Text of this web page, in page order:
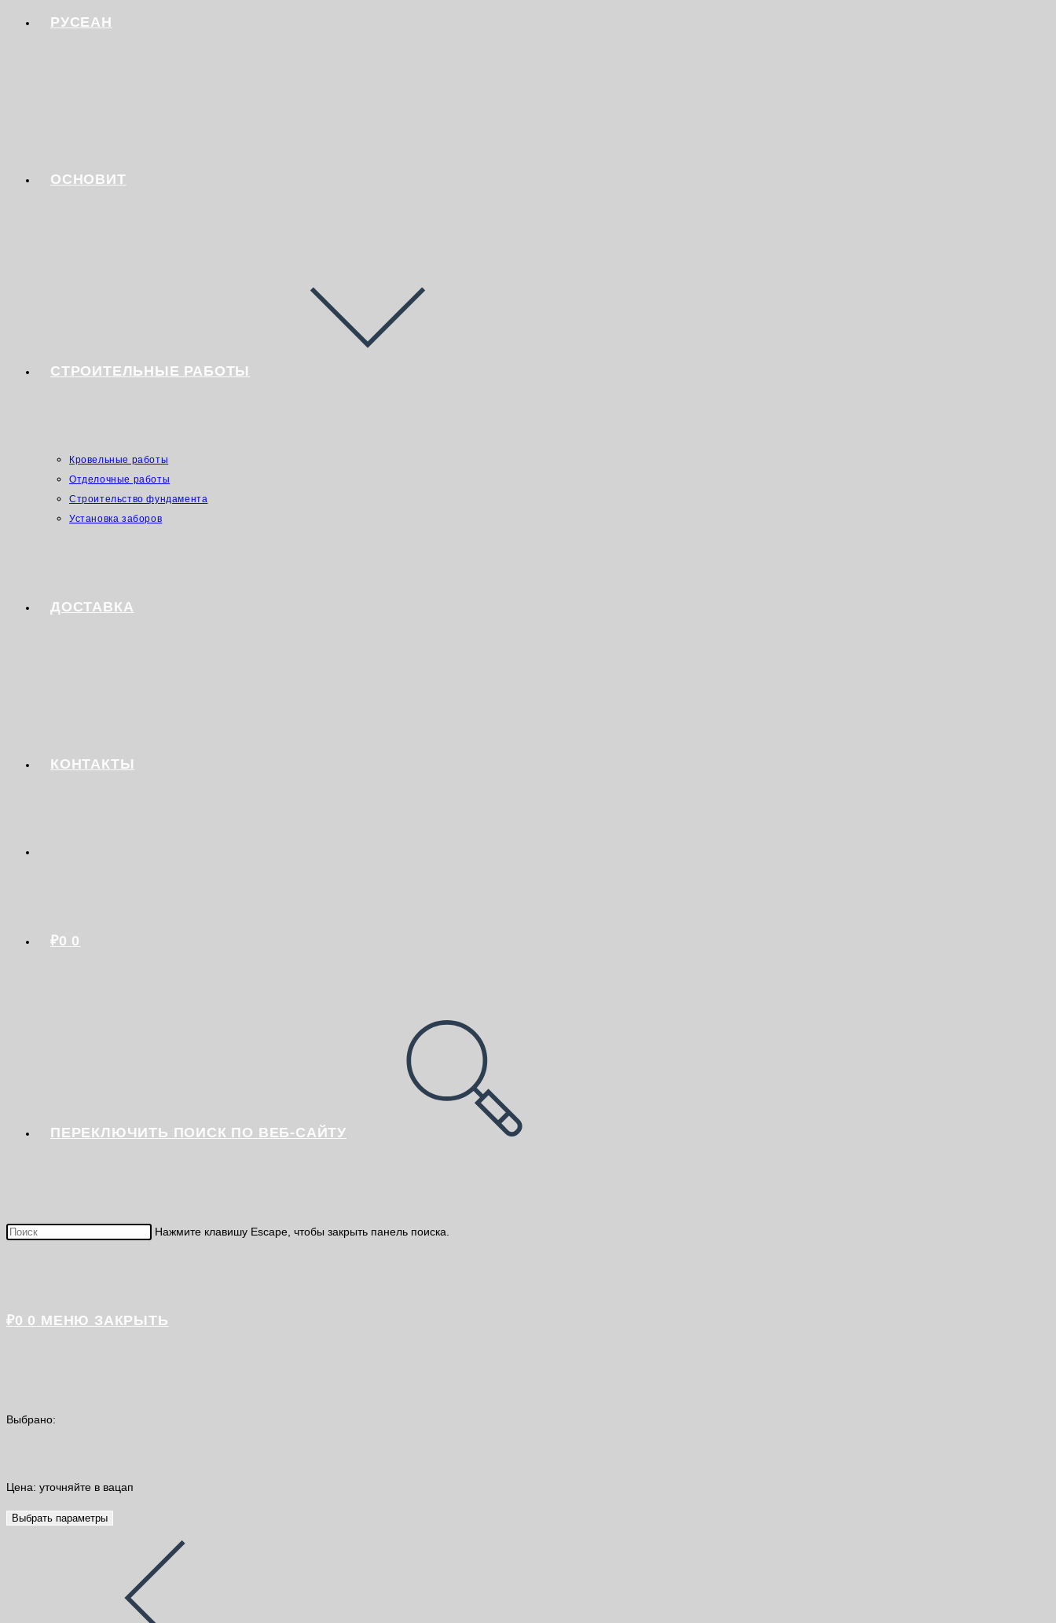
РУСЕАН
ОСНОВИТ
СТРОИТЕЛЬНЫЕ РАБОТЫ
Кровельные работы
Отделочные работы
Строительство фундамента
Установка заборов
ДОСТАВКА
КОНТАКТЫ
₽0 0
ПЕРЕКЛЮЧИТЬ ПОИСК ПО ВЕБ-САЙТУ
Нажмите клавишу Escape, чтобы закрыть панель поиска.
₽0 0 МЕНЮ ЗАКРЫТЬ
Выбрано:
Цена: уточняйте в вацап
Выбрать параметры